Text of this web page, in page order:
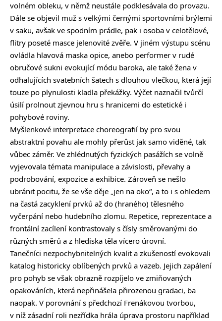
volném obleku, v němž neustále podklesávala do provazu.
Dále se objevil muž s velkými černými sportovními brýlemi
v saku, avšak ve spodním prádle, pak i osoba v celotělové,
flitry poseté masce jelenovité zvěře. V jiném výstupu scénu
ovládla hlavová maska opice, anebo performer v rudé
obručové sukni evokující módu baroka, ale také žena v
odhalujících svatebních šatech s dlouhou vlečkou, která její
touze po plynulosti kladla překážky. Výčet naznačil tvůrčí
úsilí prolnout zjevnou hru s hranicemi do estetické i
pohybové roviny.
Myšlenkové interpretace choreografií by pro svou
abstraktní povahu ale mohly přerůst jak samo viděné, tak
vůbec záměr. Ve zhlédnutých fyzických pasážích se volně
vyjevovala témata manipulace a závislosti, převahy a
podrobování, expozice a exhibice. Zároveň se nešlo
ubránit pocitu, že se vše děje „jen na oko“, a to i s ohledem
na častá zacyklení prvků až do (hraného) tělesného
vyčerpání nebo hudebního zlomu. Repetice, reprezentace a
frontální zacílení kontrastovaly s čísly směrovanými do
různých směrů a z hlediska těla vícero úrovní.
Tanečníci nezpochybnitelných kvalit a zkušeností evokovali
katalog historicky oblíbených prvků a vazeb. Jejich zapálení
pro pohyb se však obrazně rozpíjelo ve zmiňovaných
opakováních, která nepřinášela přirozenou gradaci, ba
naopak. V porovnání s předchozí Frenákovou tvorbou,
v níž zásadní roli nezřídka hrála úprava prostoru například